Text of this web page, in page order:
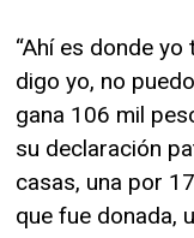
“Ahí es donde
digo yo, no
gana 106 mil
su declaración
casas, una por
que fue donada,